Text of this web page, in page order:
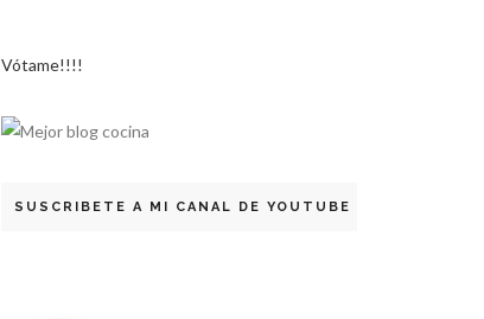
Vótame!!!!
SUSCRIBETE A MI CANAL DE YOUTUBE